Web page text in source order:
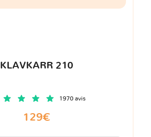
KLAVKARR 210
1970 avis
129€